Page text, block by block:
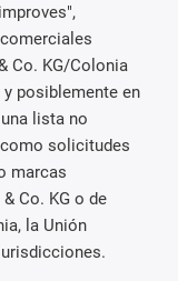
Co. KG/Colonia
y posiblemente en
lista no
solicitudes
marcas
Co. KG o de
la Unión